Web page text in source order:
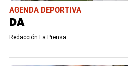
AGENDA DEPORTIVA
DA
Redacción La Prensa